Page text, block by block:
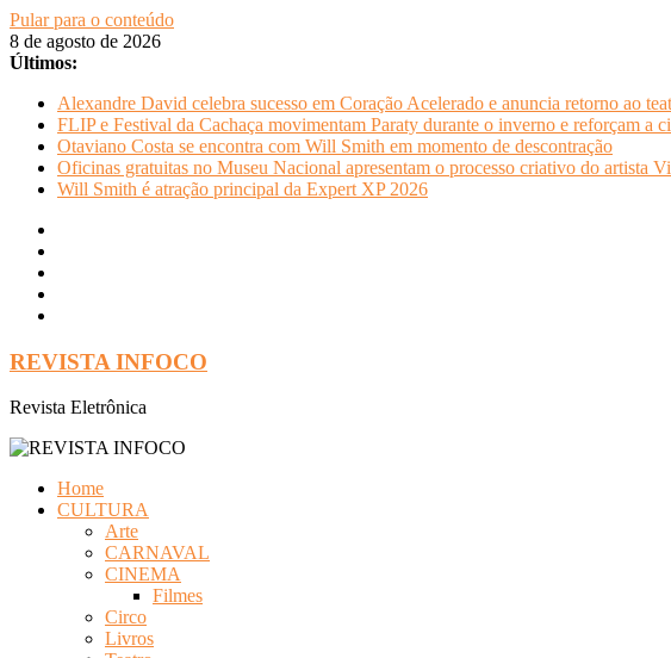
Pular para o conteúdo
8 de agosto de 2026
Últimos:
Alexandre David celebra sucesso em Coração Acelerado e anuncia retorno ao
FLIP e Festival da Cachaça movimentam Paraty durante o inverno e reforçam a
Otaviano Costa se encontra com Will Smith em momento de descontração
Oficinas gratuitas no Museu Nacional apresentam o processo criativo do artista
Will Smith é atração principal da Expert XP 2026
REVISTA INFOCO
Revista Eletrônica
Home
CULTURA
Arte
CARNAVAL
CINEMA
Filmes
Circo
Livros